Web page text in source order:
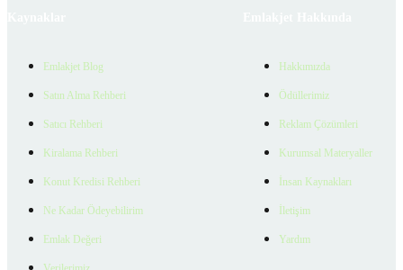
Emlakjet Blog
Satın Alma Rehberi
Satıcı Rehberi
Kiralama Rehberi
Konut Kredisi Rehberi
Ne Kadar Ödeyebilirim
Emlak Değeri
Hakkımızda
Ödüllerimiz
Reklam Çözümleri
Kurumsal Materyaller
İnsan Kaynakları
İletişim
Yardım